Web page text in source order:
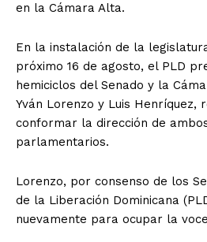
en la Cámara Alta.
En la instalación de la
próximo 16 de agosto, el PLD
hemiciclos del Senado y la
Yván Lorenzo y Luis Henríquez,
conformar la dirección de
parlamentarios.
Lorenzo, por consenso de los
de la Liberación Dominicana
nuevamente para ocupar la